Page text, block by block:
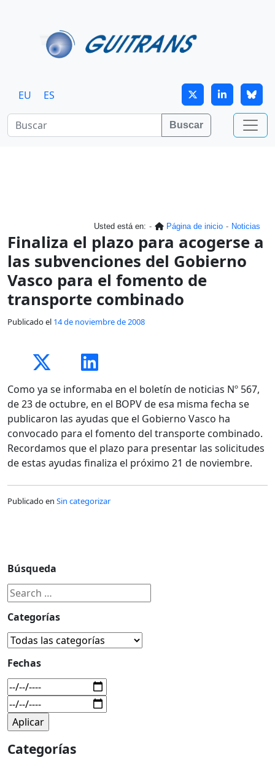
EU ES
Buscar
Usted está en: Página de inicio Noticias
Finaliza el plazo para acogerse a
las subvenciones del Gobierno
Vasco para el fomento de
transporte combinado
Publicado el 14 de noviembre de 2008
Como ya se informaba en el boletín de noticias Nº 567,
de 23 de octubre, en el BOPV de esa misma fecha se
publicaron las ayudas que el Gobierno Vasco ha
convocado para el fomento del transporte combinado.
Recordamos que el plazo para presentar las solicitudes
de estas ayudas finaliza el próximo 21 de noviembre.
Publicado en Sin categorizar
Búsqueda
Categorías
Fechas
Categorías